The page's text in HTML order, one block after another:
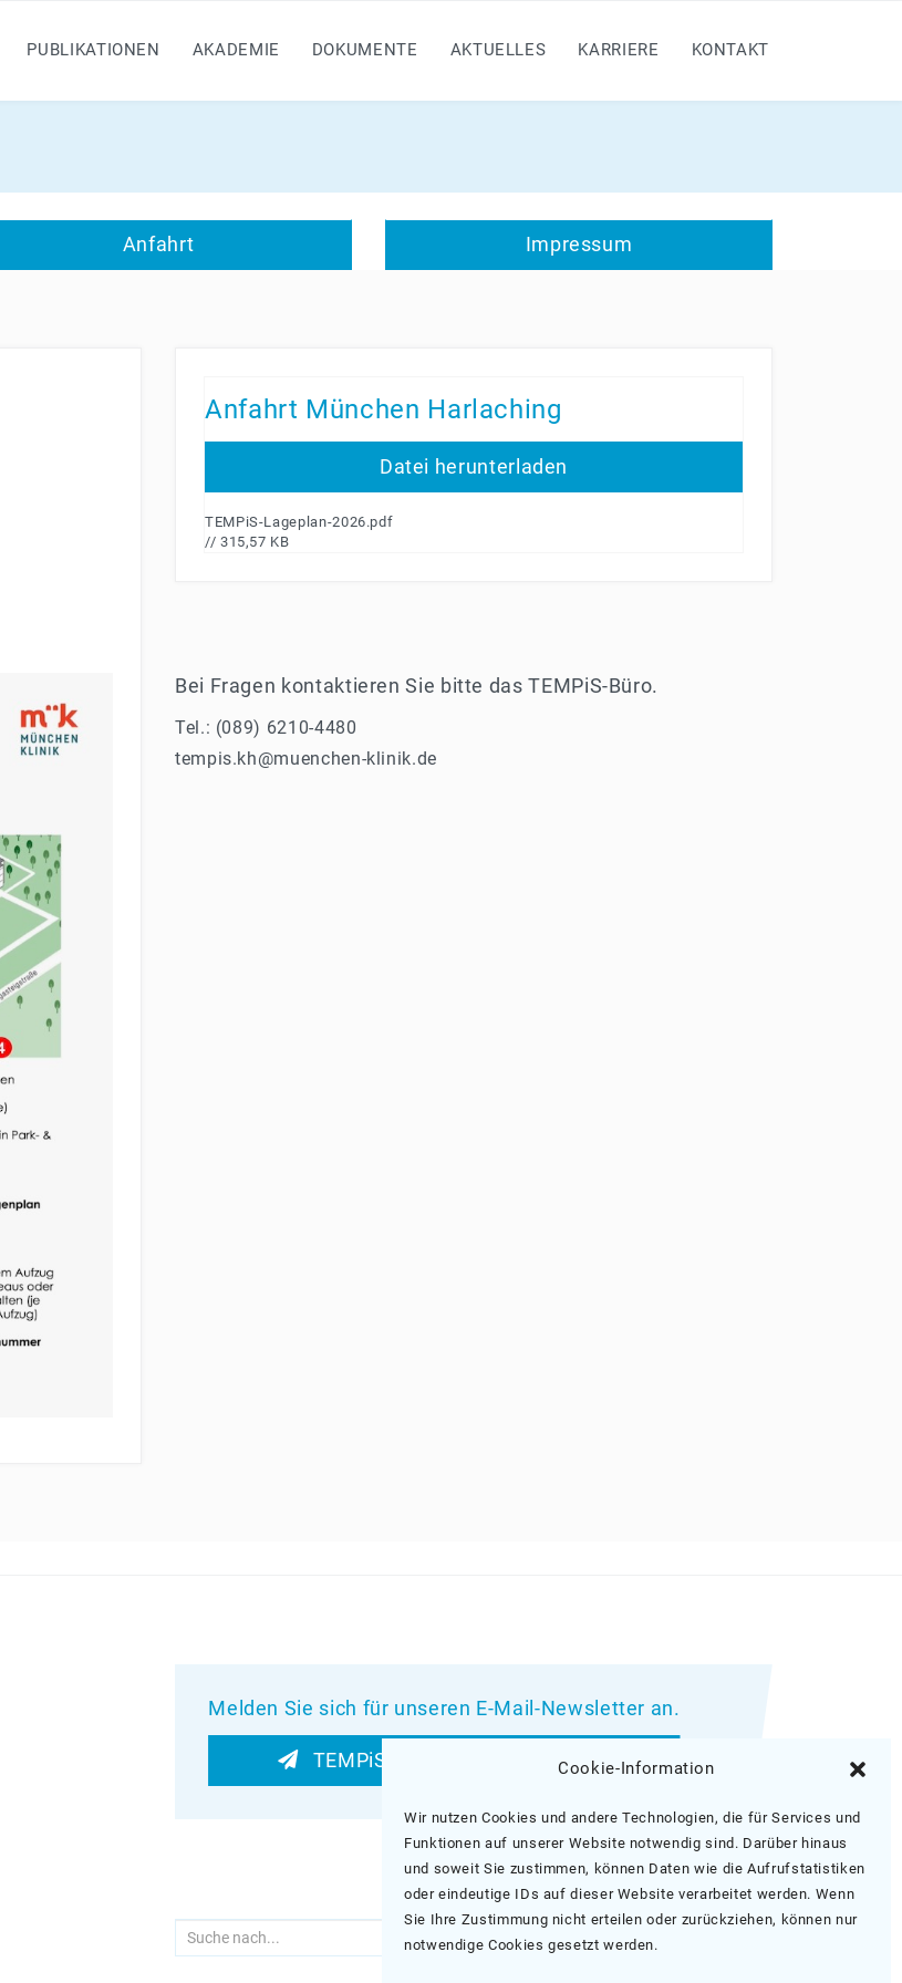
Cookie-Information
Wir nutzen Cookies und andere Technologien, die für Services und
Funktionen auf unserer Website notwendig sind. Darüber hinaus
und soweit Sie zustimmen, können Daten wie die Aufrufstatistiken
oder eindeutige IDs auf dieser Website verarbeitet werden. Wenn
Sie Ihre Zustimmung nicht erteilen oder zurückziehen, können nur
notwendige Cookies gesetzt werden.
PUBLIKATIONEN AKADEMIE DOKUMENTE AKTUELLES KARRIERE KONTAKT
Anfahrt Impressum
Anfahrt München Harlaching
Datei herunterladen
TEMPiS-Lageplan-2026.pdf
// 315,57 KB
Bei Fragen kontaktieren Sie bitte das TEMPiS-Büro.
Tel.: (089) 6210-4480
tempis.kh@muenchen-klinik.de
Melden Sie sich für unseren E-Mail-Newsletter an.
TEMPiS-Newsletter Anmeldung
Suche
nach: